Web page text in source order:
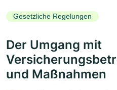
Gesetzliche Regelungen
Der Umgang mit
und Maßnahmen